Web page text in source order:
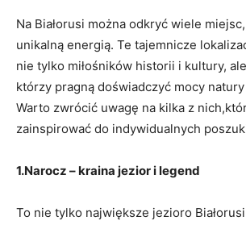
Na Białorusi można⁣ odkryć‍ wiele
unikalną⁤ energią.​ Te ⁢tajemnicze
nie ⁤tylko miłośników historii i kultury,
którzy⁣ pragną doświadczyć mocy
Warto zwrócić uwagę na kilka z‌
zainspirować do indywidualnych
1.Narocz⁤ – kraina jezior ⁤i ‌legend
To nie tylko największe jezioro